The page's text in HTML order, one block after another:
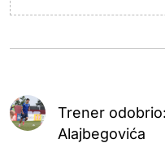
Trener
Alajbegovića